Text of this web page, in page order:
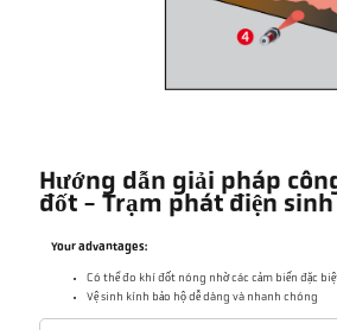
Hướng dẫn giải pháp
đốt - Trạm phát điện
Your advantages:
Có thể đo khí đốt nóng nhờ các cảm biến đặc
Vệ sinh kính bảo hộ dễ dàng và nhanh chóng